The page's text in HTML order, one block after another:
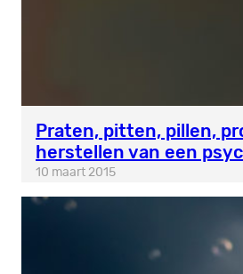
Praten, pitten, pillen,
herstellen van een
10 maart 2015